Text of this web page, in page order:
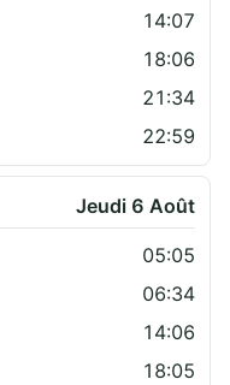
14:07
18:06
21:34
22:59
Jeudi 6 Août
05:05
06:34
14:06
18:05